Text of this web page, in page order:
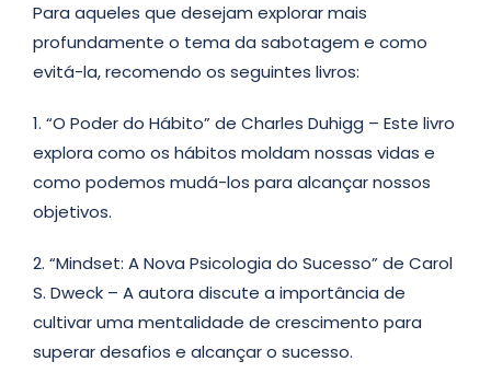
Para aqueles que desejam explorar mais
profundamente o tema da sabotagem e como
evitá-la, recomendo os seguintes livros:
1. “O Poder do Hábito” de Charles Duhigg – Este livro
explora como os hábitos moldam nossas vidas e
como podemos mudá-los para alcançar nossos
objetivos.
2. “Mindset: A Nova Psicologia do Sucesso” de Carol
S. Dweck – A autora discute a importância de
cultivar uma mentalidade de crescimento para
superar desafios e alcançar o sucesso.